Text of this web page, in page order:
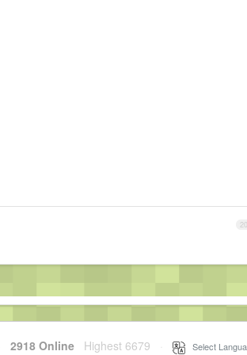
20
2918 Online Highest 6679 Select